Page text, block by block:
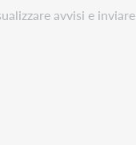
avvisi e inviare